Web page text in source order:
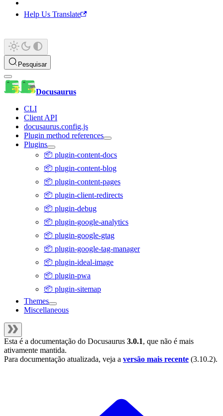
Help Us Translate
Pesquisar
Docusaurus
CLI
Client API
docusaurus.config.js
Plugin method references
Plugins
📦 plugin-content-docs
📦 plugin-content-blog
📦 plugin-content-pages
📦 plugin-client-redirects
📦 plugin-debug
📦 plugin-google-analytics
📦 plugin-google-gtag
📦 plugin-google-tag-manager
📦 plugin-ideal-image
📦 plugin-pwa
📦 plugin-sitemap
Themes
Miscellaneous
Esta é a documentação do Docusaurus 3.0.1, que não é mais
ativamente mantida.
Para documentação atualizada, veja a versão mais recente (3.10.2).